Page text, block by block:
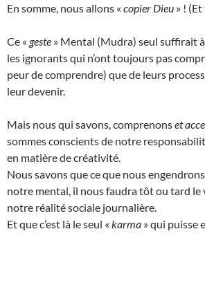
En somme, nous allons « copier Dieu » !
Ce « geste » Mental (Mudra) seul suffirait
les ignorants qui n’ont toujours pas
peur de comprendre) que de leurs
leur devenir.
Mais nous qui savons, comprenonset
sommes conscients de notre
en matière de créativité.
Nous savons que ce que nous
notre mental, il nous faudra tôt ou tard le
notre réalité sociale journalière.
Et que c’est là le seul « karma » qui puisse